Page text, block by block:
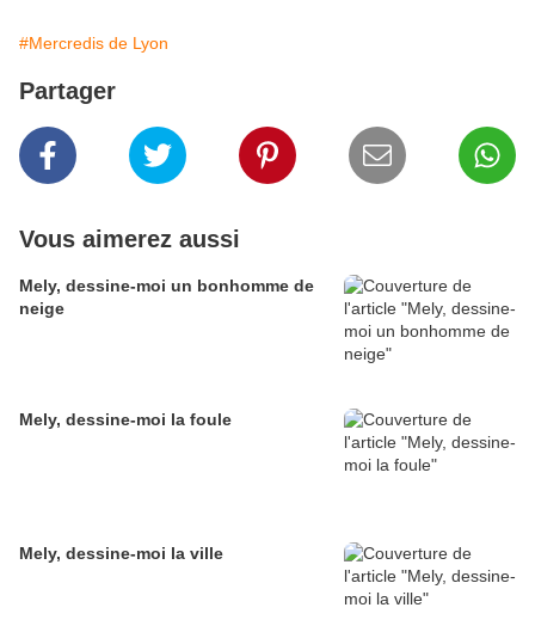
#Mercredis de Lyon
Partager
Vous aimerez aussi
Mely, dessine-moi un bonhomme de
neige
Mely, dessine-moi la foule
Mely, dessine-moi la ville